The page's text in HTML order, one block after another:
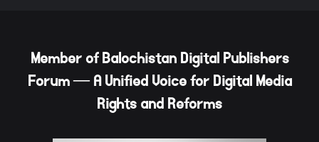
Member of Balochistan Digital Publishers
Forum — A Unified Voice for Digital Media
Rights and Reforms